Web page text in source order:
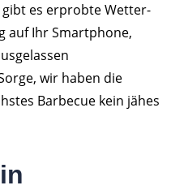
es erprobte Wetter-
auf Ihr Smartphone,
wir haben die
Barbecue kein jähes